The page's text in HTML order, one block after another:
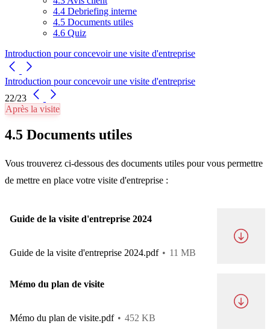
4.4 Debriefing interne
4.5 Documents utiles
4.6 Quiz
Introduction pour concevoir une visite d'entreprise
Introduction pour concevoir une visite d'entreprise
22/23
Après la visite
4.5 Documents utiles
Vous trouverez ci-dessous des documents utiles pour vous permettre
de mettre en place votre visite d'entreprise :
Guide de la visite d'entreprise 2024
Guide de la visite d'entreprise 2024.pdf 11 MB
Mémo du plan de visite
Mémo du plan de visite.pdf 452 KB